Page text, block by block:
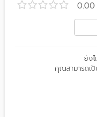
0.00
ยัง
คุณสามารถเ